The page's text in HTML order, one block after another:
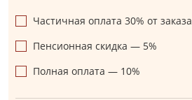
Частичная оплата 30% от заказа
Пенсионная скидка — 5%
Полная оплата — 10%